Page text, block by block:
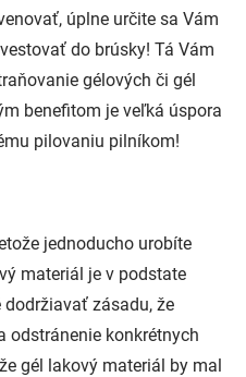
úplne určite sa Vám
do brúsky! Tá Vám
gélových či gél
benefitom je veľká úspora
pilovaniu pilníkom!
jednoducho urobíte
materiál je v podstate
dodržiavať zásadu, že
odstránenie konkrétnych
gél lakový materiál by mal